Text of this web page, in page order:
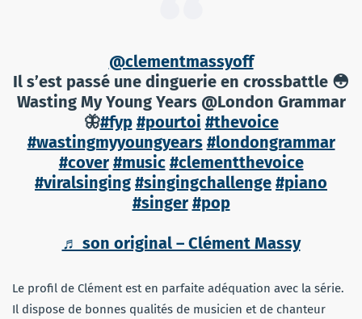
@clementmassyoff
Il s’est passé une dinguerie en crossbattle 😳
Wasting My Young Years @London Grammar
🦋#fyp #pourtoi #thevoice
#wastingmyyoungyears #londongrammar
#cover #music #clementthevoice
#viralsinging #singingchallenge #piano
#singer #pop
♬ son original – Clément Massy
Le profil de Clément est en parfaite adéquation avec la série.
Il dispose de bonnes qualités de musicien et de chanteur